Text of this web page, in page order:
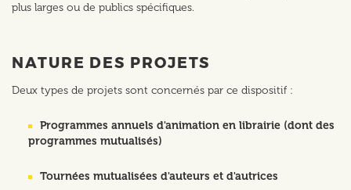
plus larges ou de publics spécifiques.
NATURE DES PROJETS
Deux types de projets sont concernés par ce dispositif :
Programmes annuels d'animation en librairie (dont des
programmes mutualisés)
Tournées mutualisées d'auteurs et d'autrices